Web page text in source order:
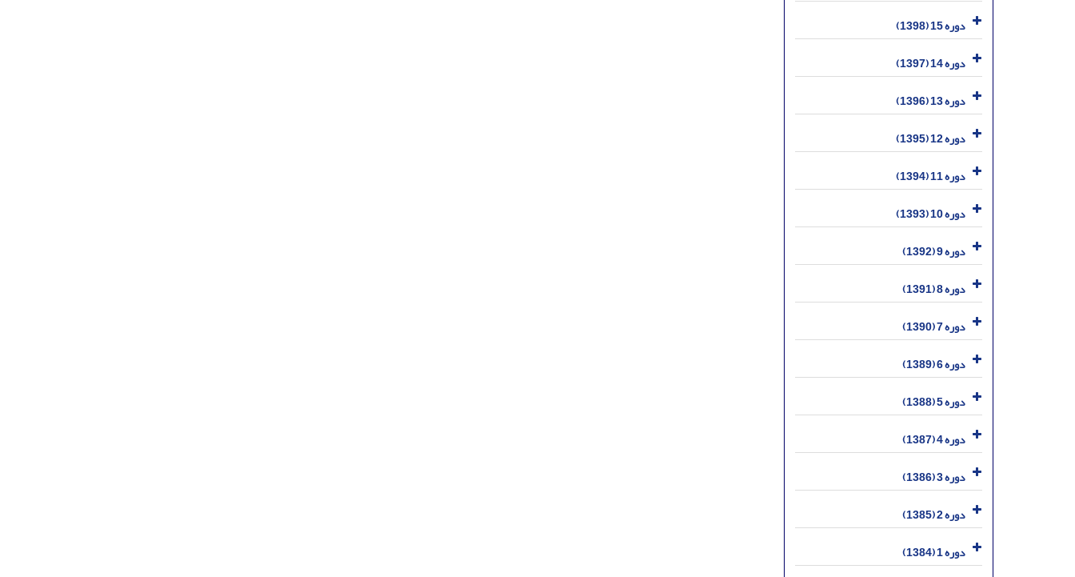
دوره 15 (1398)
دوره 14 (1397)
دوره 13 (1396)
دوره 12 (1395)
دوره 11 (1394)
دوره 10 (1393)
دوره 9 (1392)
دوره 8 (1391)
دوره 7 (1390)
دوره 6 (1389)
دوره 5 (1388)
دوره 4 (1387)
دوره 3 (1386)
دوره 2 (1385)
دوره 1 (1384)